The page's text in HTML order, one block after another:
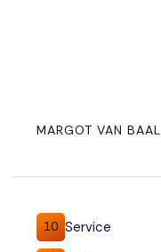
MARGOT VAN BAAL
10 Service